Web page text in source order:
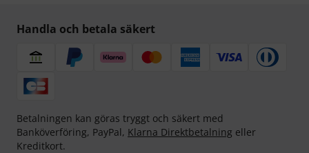
Handla och betala säkert
Betalningen kan göras tryggt och säkert med
Banköverföring, PayPal, Klarna Direktbetalning eller
Kreditkort.